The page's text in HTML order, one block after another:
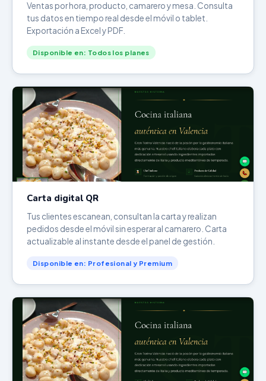
Ventas por hora, producto, camarero y mesa. Consulta
tus datos en tiempo real desde el móvil o tablet.
Exportación a Excel y PDF.
Disponible en: Todos los planes
Carta digital QR
Tus clientes escanean, consultan la carta y realizan
pedidos desde el móvil sin esperar al camarero. Carta
actualizable al instante desde el panel de gestión.
Disponible en: Profesional y Premium